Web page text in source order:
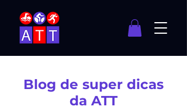
Blog de super dicas
da ATT